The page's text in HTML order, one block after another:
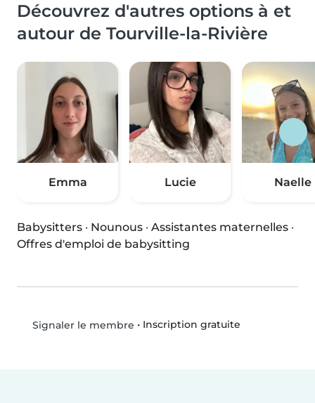
Découvrez d'autres options à et
autour de Tourville-la-Rivière
Emma Lucie Naelle
Babysitters · Nounous · Assistantes maternelles ·
Offres d'emploi de babysitting
Signaler le membre • Inscription gratuite